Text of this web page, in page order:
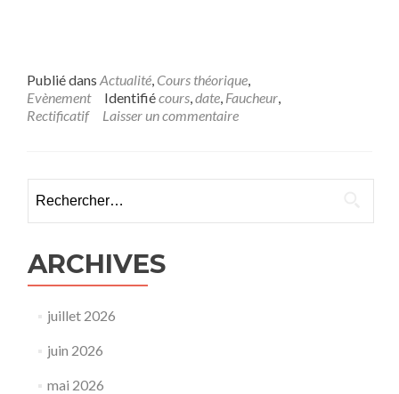
Publié dans Actualité, Cours théorique,
Evènement
Identifiécours,date, Faucheur,
Rectificatif
Laisser un commentaire
ARCHIVES
juillet 2026
juin 2026
mai 2026